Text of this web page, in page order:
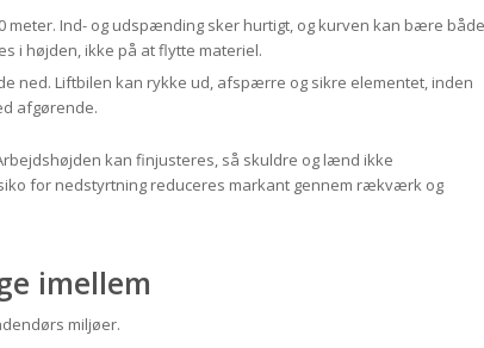
Ind- og udspænding sker hurtigt, og kurven kan bære både
i højden, ikke på at flytte materiel.
ned. Liftbilen kan rykke ud, afspærre og sikre elementet, inden
afgørende.
kan finjusteres, så skuldre og lænd ikke
for nedstyrtning reduceres markant gennem rækværk og
imellem
miljøer.